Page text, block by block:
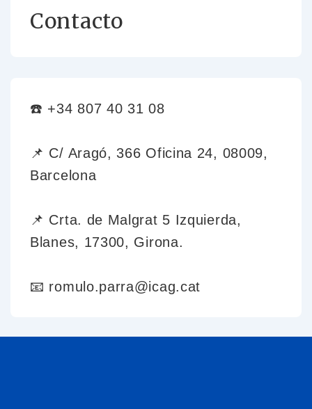
Contacto
☎️ +34 807 40 31 08
📌 C/ Aragó, 366 Oficina 24, 08009,
Barcelona
📌 Crta. de Malgrat 5 Izquierda,
Blanes, 17300, Girona.
📧 romulo.parra@icag.cat